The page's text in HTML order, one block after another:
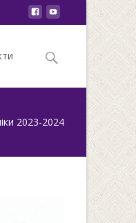
Search
2023-2024